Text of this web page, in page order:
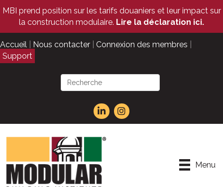
MBI prend position sur les tarifs douaniers et leur impact sur
la construction modulaire. Lire la déclaration ici.
Accueil Nous contacter Connexion des membres
Support
Menu